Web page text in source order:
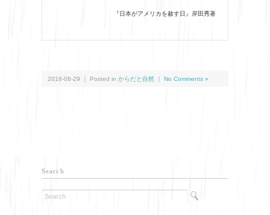
『日本がアメリカを赦す日』岸田秀著
2018-08-29 ｜ Posted in からだと自然 No Comments »
Search